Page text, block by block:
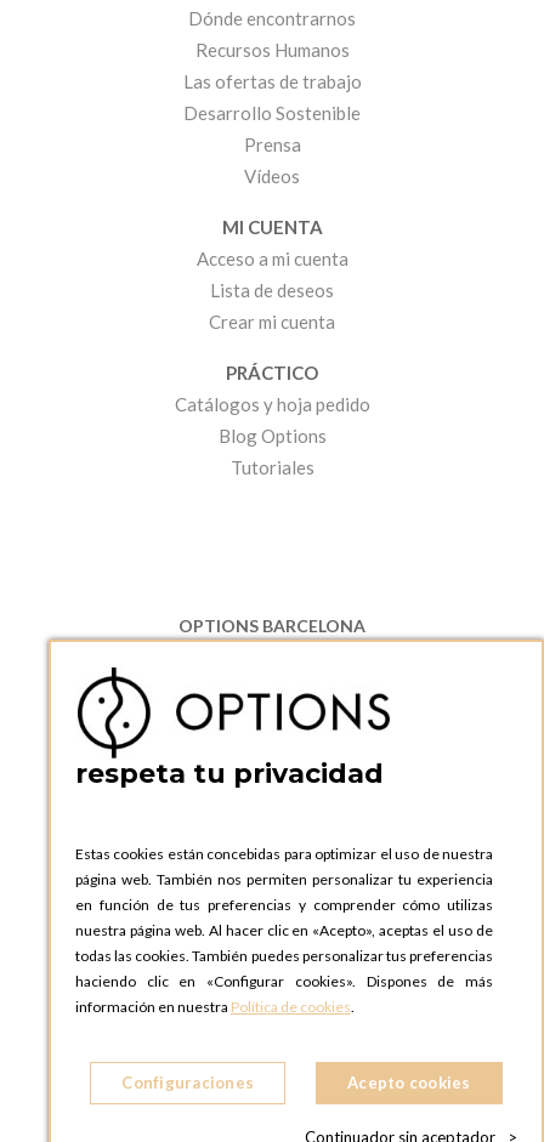
Dónde encontrarnos
Recursos Humanos
Las ofertas de trabajo
Desarrollo Sostenible
Prensa
Vídeos
MI CUENTA
Acceso a mi cuenta
Lista de deseos
Crear mi cuenta
PRÁCTICO
Catálogos y hoja pedido
Blog Options
Tutoriales
OPTIONS BARCELONA
08130 Santa Perpetua de Moguda, Barcelona
ESPAñA
Teléfono:
+34 935 724 041
OPTIONS BARCELONA SHOWROOM
ESPAñA
Teléfono:+34 935 724 041
OPTIONS MADRID
C. Lucio Emilio Cándido, 6,
28803 Alcalá de Henares, Madrid
ESPAñA
OPTIONS MADRID SHOWROOM
respeta tu privacidad
Estas cookies están concebidas para optimizar el uso de nuestra
página web. También nos permiten personalizar tu experiencia
en función de tus preferencias y comprender cómo utilizas
nuestra página web. Al hacer clic en «Acepto», aceptas el uso de
todas las cookies. También puedes personalizar tus preferencias
haciendo clic en «Configurar cookies». Dispones de más
información en nuestra Política de cookies.
Configuraciones Acepto cookies
Continuador sin aceptador >